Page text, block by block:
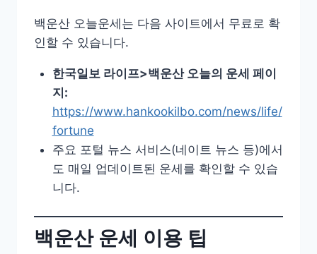
백운산 오늘운세는 다음 사이트에서 무료로 확
인할 수 있습니다.
한국일보 라이프>백운산 오늘의 운세 페이
지:
https://www.hankookilbo.com/news/life/
fortune
주요 포털 뉴스 서비스(네이트 뉴스 등)에서
도 매일 업데이트된 운세를 확인할 수 있습
니다.
백운산 운세 이용 팁